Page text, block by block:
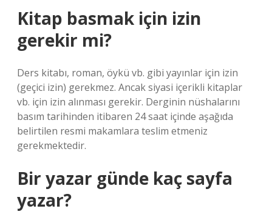
Kitap basmak için izin
gerekir mi?
Ders kitabı, roman, öykü vb. gibi yayınlar için izin
(geçici izin) gerekmez. Ancak siyasi içerikli kitaplar
vb. için izin alınması gerekir. Derginin nüshalarını
basım tarihinden itibaren 24 saat içinde aşağıda
belirtilen resmi makamlara teslim etmeniz
gerekmektedir.
Bir yazar günde kaç sayfa
yazar?